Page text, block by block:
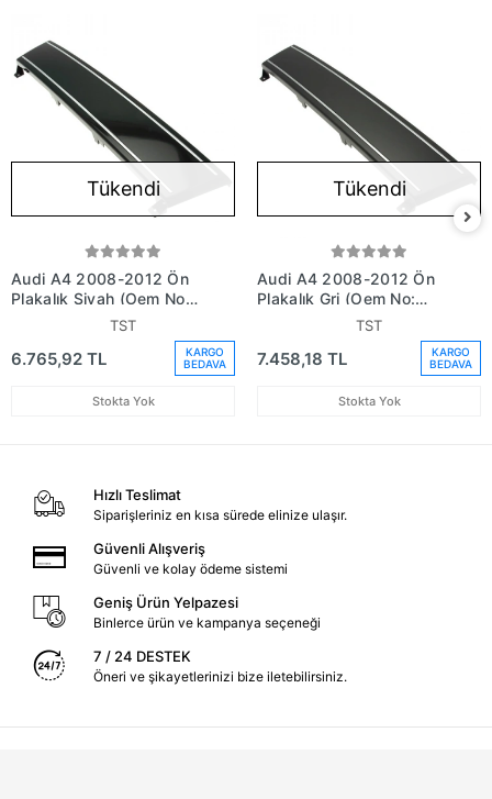
Tükendi
Audi A4 2008-2012 Ön
Plakalık Siyah (Oem No:
8K0807287T94)
TST
6.765,92 TL
KARGO
BEDAVA
Stokta Yok
Tükendi
Audi A4 2008-2012 Ön
Plakalık Gri (Oem No:
8K08072871Qp)
TST
7.458,18 TL
KARGO
BEDAVA
Stokta Yok
Hızlı Teslimat
Siparişleriniz en kısa sürede elinize ulaşır.
Güvenli Alışveriş
Güvenli ve kolay ödeme sistemi
Geniş Ürün Yelpazesi
Binlerce ürün ve kampanya seçeneği
7 / 24 DESTEK
Öneri ve şikayetlerinizi bize iletebilirsiniz.